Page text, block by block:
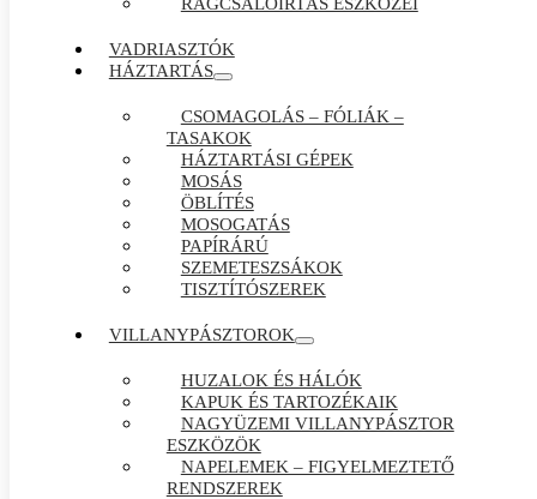
VADRIASZTÓK
HÁZTARTÁS
CSOMAGOLÁS – FÓLIÁK –
TASAKOK
HÁZTARTÁSI GÉPEK
MOSÁS
ÖBLÍTÉS
MOSOGATÁS
PAPÍRÁRÚ
SZEMETESZSÁKOK
TISZTÍTÓSZEREK
VILLANYPÁSZTOROK
HUZALOK ÉS HÁLÓK
KAPUK ÉS TARTOZÉKAIK
NAGYÜZEMI VILLANYPÁSZTOR
ESZKÖZÖK
NAPELEMEK – FIGYELMEZTETŐ
RENDSZEREK